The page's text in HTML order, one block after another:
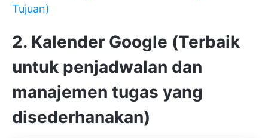
Tujuan)
2. Kalender Google (Terbaik
untuk penjadwalan dan
manajemen tugas yang
disederhanakan)